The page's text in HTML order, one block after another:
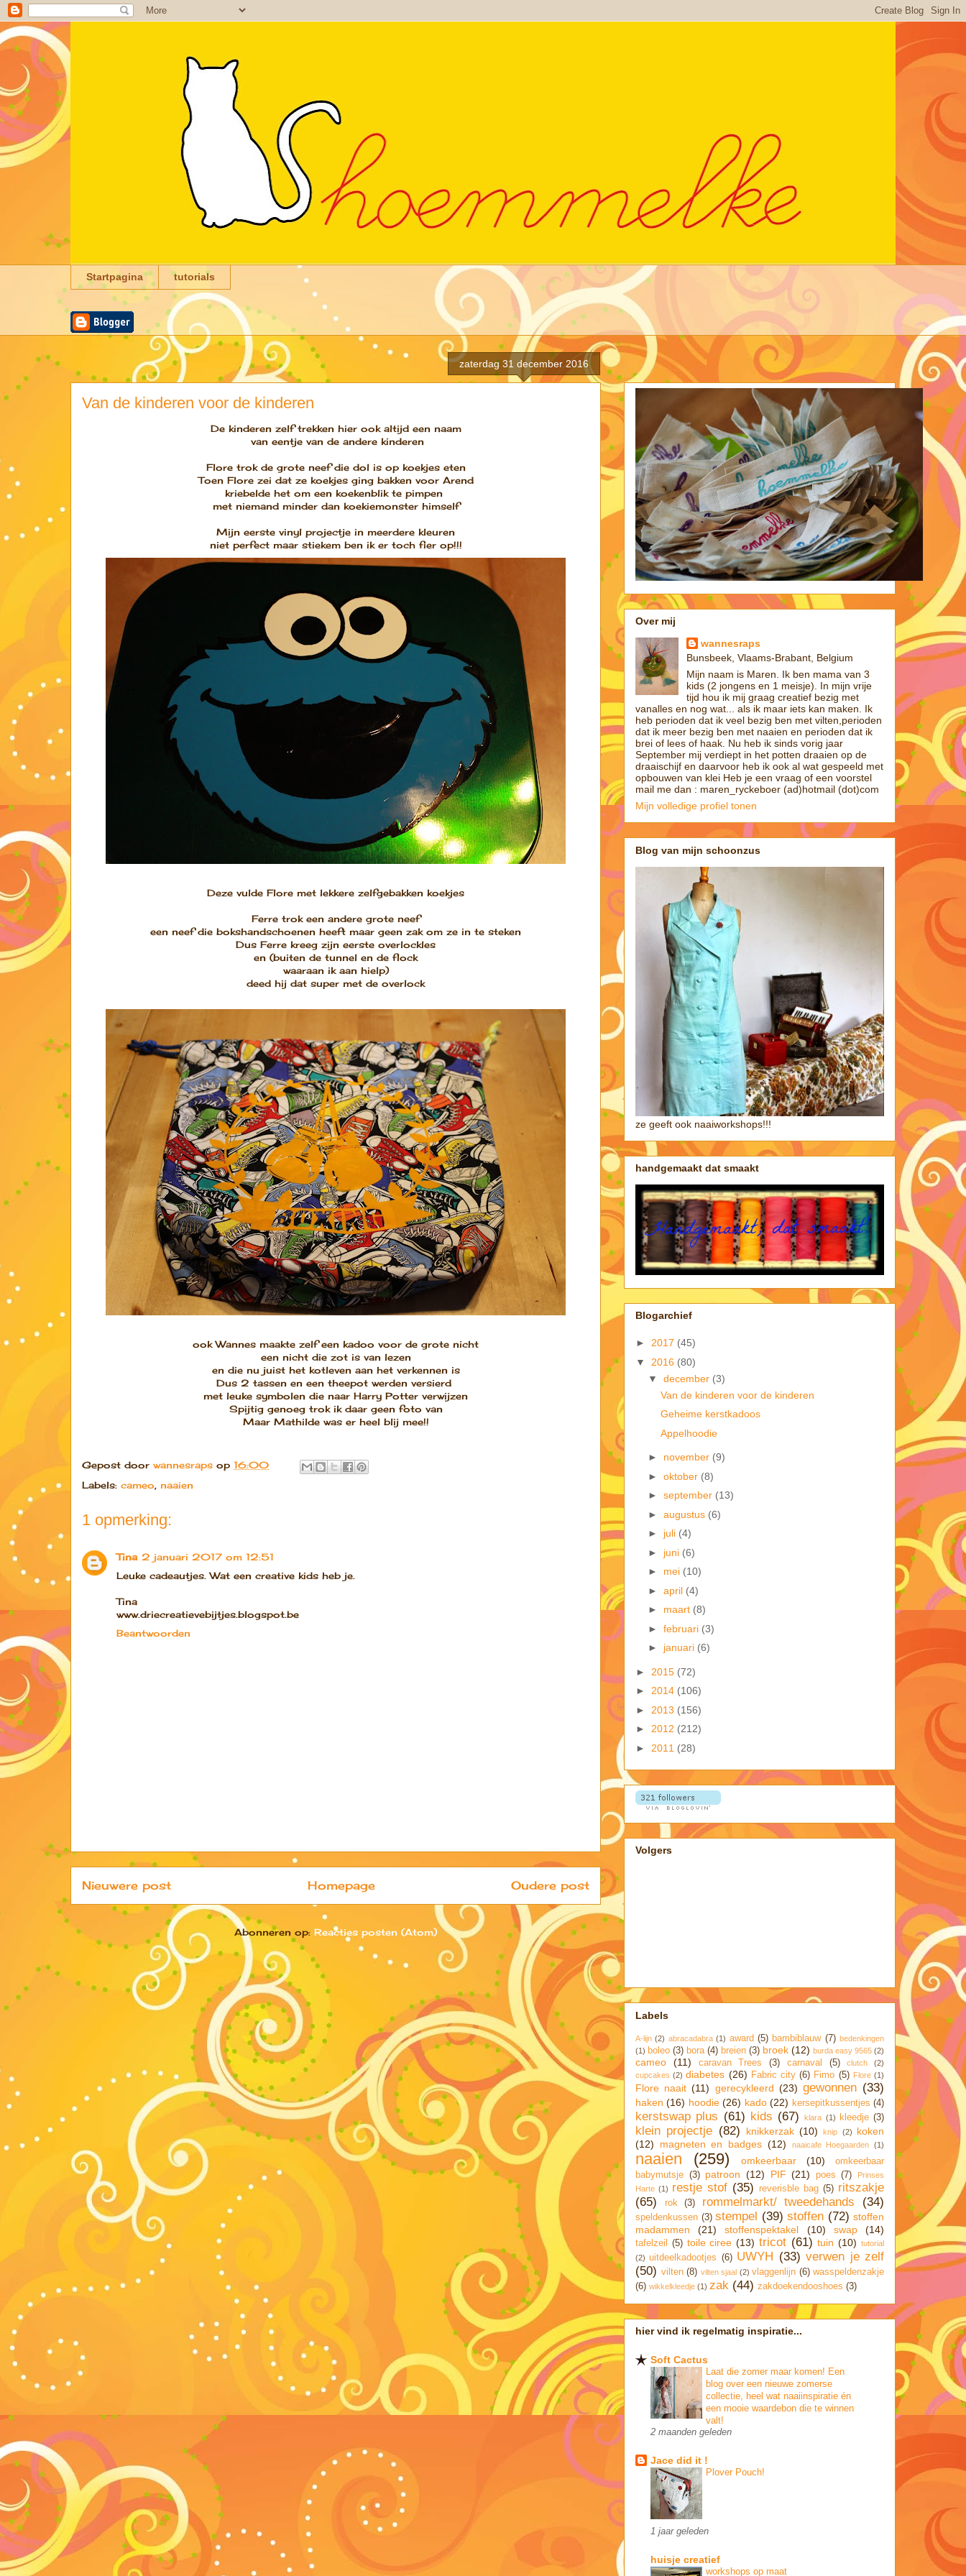
Startpagina tutorials
zaterdag 31 december 2016
Van de kinderen voor de kinderen
De kinderen zelf trekken hier ook altijd een naam
van eentje van de andere kinderen
Flore trok de grote neef die dol is op koekjes eten
Toen Flore zei dat ze koekjes ging bakken voor Arend
kriebelde het om een koekenblik te pimpen
met niemand minder dan koekiemonster himself
Mijn eerste vinyl projectje in meerdere kleuren
niet perfect maar stiekem ben ik er toch fier op!!!
Deze vulde Flore met lekkere zelfgebakken koekjes
Ferre trok een andere grote neef
een neef die bokshandschoenen heeft maar geen zak om ze in te steken
Dus Ferre kreeg zijn eerste overlockles
en (buiten de tunnel en de flock
waaraan ik aan hielp)
deed hij dat super met de overlock
ook Wannes maakte zelf een kadoo voor de grote nicht
een nicht die zot is van lezen
en die nu juist het kotleven aan het verkennen is
Dus 2 tassen en een theepot werden versierd
met leuke symbolen die naar Harry Potter verwijzen
Spijtig genoeg trok ik daar geen foto van
Maar Mathilde was er heel blij mee!!
Gepost door wannesraps op 16:00
Labels: cameo, naaien
1 opmerking:
Tina 2 januari 2017 om 12:51
Leuke cadeautjes. Wat een creative kids heb je.
Tina
www.driecreatievebijtjes.blogspot.be
Beantwoorden
Nieuwere post Oudere post
Homepage
Abonneren op: Reacties posten (Atom)
Over mij
wannesraps
Bunsbeek, Vlaams-Brabant, Belgium
Mijn naam is Maren. Ik ben mama van 3
kids (2 jongens en 1 meisje). In mijn vrije
tijd hou ik mij graag creatief bezig met
vanalles en nog wat... als ik maar iets kan maken. Ik
heb perioden dat ik veel bezig ben met vilten,perioden
dat ik meer bezig ben met naaien en perioden dat ik
brei of lees of haak. Nu heb ik sinds vorig jaar
September mij verdiept in het potten draaien op de
draaischijf en daarvoor heb ik ook al wat gespeeld met
opbouwen van klei Heb je een vraag of een voorstel
mail me dan : maren_ryckeboer (ad)hotmail (dot)com
Mijn volledige profiel tonen
Blog van mijn schoonzus
ze geeft ook naaiworkshops!!!
handgemaakt dat smaakt
Blogarchief
► 2017 (45)
▼ 2016 (80)
▼ december (3)
Van de kinderen voor de kinderen
Geheime kerstkadoos
Appelhoodie
► november (9)
► oktober (8)
► september (13)
► augustus (6)
► juli (4)
► juni (6)
► mei (10)
► april (4)
► maart (8)
► februari (3)
► januari (6)
► 2015 (72)
► 2014 (106)
► 2013 (156)
► 2012 (212)
► 2011 (28)
Volgers
Labels
A-lijn (2) abracadabra (1) award (5) bambiblauw (7) bedenkingen
(1) boleo (3) bora (4) breien (3) broek (12) burda easy 9565 (2)
cameo (11) caravan Trees (3) carnaval (5) clutch
(2)
cupcakes (2) diabetes (26) Fabric city (6) Fimo (5) Flore (1)
Flore naait (11) gerecykleerd (23) gewonnen (33)
haken (16) hoodie (26) kado (22) kersepitkussentjes (4)
kerstswap plus (61) kids (67) klara (1) kleedje (3)
klein projectje (82) knikkerzak (10) knip (2)
koken
(12)
magneten en badges (12) naaicafe Hoegaarden (1)
naaien (259) omkeerbaar (10)
omkeerbaar
babymutsje (3) patroon (12) PIF (21) poes (7)
Prinses
Harte (1) restje stof (35) reverisble bag (5) ritszakje
(65)
rok (3) rommelmarkt/ tweedehands (34)
speldenkussen (3) stempel (39) stoffen (72) stoffen
madammen
(21) stoffenspektakel (10) swap (14)
tafelzeil (5) toile ciree (13) tricot (61) tuin (10) tutorial
(2) uitdeelkadootjes (6) UWYH (33) verwen je zelf
(50) vilten (8) vilten sjaal (2) vlaggenlijn (6) wasspeldenzakje
(6) wikkelkleedje (1) zak (44) zakdoekendooshoes (3)
hier vind ik regelmatig inspiratie...
Soft Cactus
Laat die zomer maar komen! Een
blog over een nieuwe zomerse
collectie, heel wat naaiinspiratie én
een mooie waardebon die te winnen
valt!
2 maanden geleden
Jace did it !
Plover Pouch!
1 jaar geleden
huisje creatief
workshops op maat